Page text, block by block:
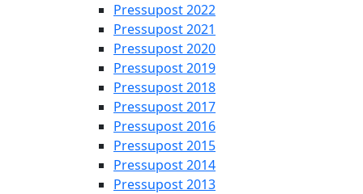
Pressupost 2022
Pressupost 2021
Pressupost 2020
Pressupost 2019
Pressupost 2018
Pressupost 2017
Pressupost 2016
Pressupost 2015
Pressupost 2014
Pressupost 2013